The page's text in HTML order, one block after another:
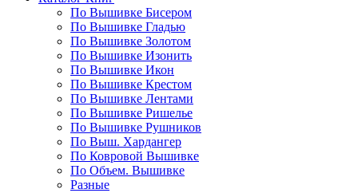
По Вышивке Бисером
По Вышивке Гладью
По Вышивке Золотом
По Вышивке Изонить
По Вышивке Икон
По Вышивке Крестом
По Вышивке Лентами
По Вышивке Ришелье
По Вышивке Рушников
По Выш. Хардангер
По Ковровой Вышивке
По Объем. Вышивке
Разные